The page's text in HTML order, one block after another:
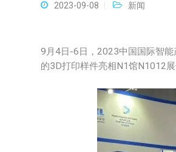
2023-09-08 新闻
9月4日-6日，2023中国国际智能
的3D打印样件亮相N1馆N1012